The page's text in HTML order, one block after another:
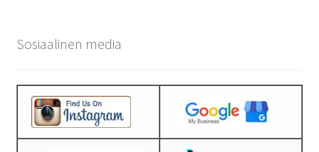
Sosiaalinen media